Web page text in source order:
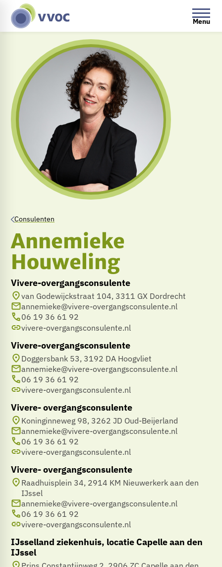
Menu
Consulenten
Annemieke
Houweling
Vivere-overgangsconsulente
van Godewijckstraat 104, 3311 GX Dordrecht
annemieke@vivere-overgangsconsulente.nl
06 19 36 61 92
vivere-overgangsconsulente.nl
Vivere-overgangsconsulente
Doggersbank 53, 3192 DA Hoogvliet
annemieke@vivere-overgangsconsulente.nl
06 19 36 61 92
vivere-overgangsconsulente.nl
Vivere- overgangsconsulente
Koninginneweg 98, 3262 JD Oud-Beijerland
annemieke@vivere-overgangsconsulente.nl
06 19 36 61 92
vivere-overgangsconsulente.nl
Vivere- overgangsconsulente
Raadhuisplein 34, 2914 KM Nieuwerkerk aan den
IJssel
annemieke@vivere-overgangsconsulente.nl
06 19 36 61 92
vivere-overgangsconsulente.nl
IJsselland ziekenhuis, locatie Capelle aan den
IJssel